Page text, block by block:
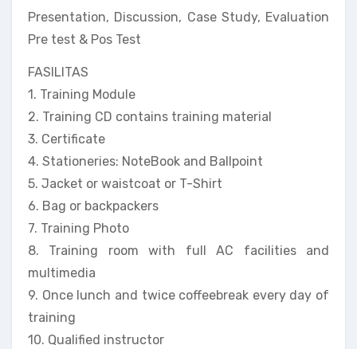
Presentation, Discussion, Case Study, Evaluation
Pre test & Pos Test
FASILITAS
1. Training Module
2. Training CD contains training material
3. Certificate
4. Stationeries: NoteBook and Ballpoint
5. Jacket or waistcoat or T-Shirt
6. Bag or backpackers
7. Training Photo
8. Training room with full AC facilities and
multimedia
9. Once lunch and twice coffeebreak every day of
training
10. Qualified instructor